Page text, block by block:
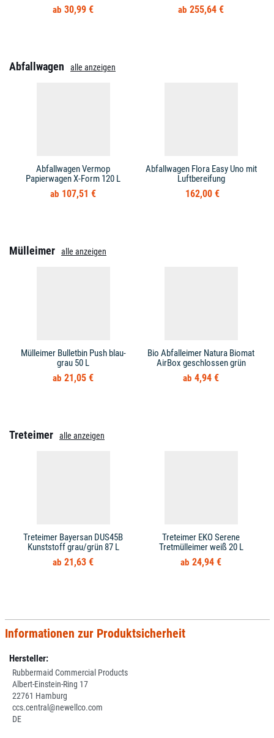
30,99 € 255,64 €
Abfallwagen alle anzeigen
Abfallwagen Vermop
Papierwagen X-Form 120 L
107,51 €
Abfallwagen Flora Easy Uno mit
Luftbereifung
162,00 €
Mülleimer alle anzeigen
Mülleimer Bulletbin Push blau-
grau 50 L
21,05 €
Bio Abfalleimer Natura Biomat
AirBox geschlossen grün
4,94 €
Treteimer alle anzeigen
Treteimer Bayersan DUS45B
Kunststoff grau/grün 87 L
21,63 €
Treteimer EKO Serene
Tretmülleimer weiß 20 L
24,94 €
Informationen zur Produktsicherheit
Hersteller:
Rubbermaid Commercial Products
Albert-Einstein-Ring 17
22761 Hamburg
ccs.central@newellco.com
DE